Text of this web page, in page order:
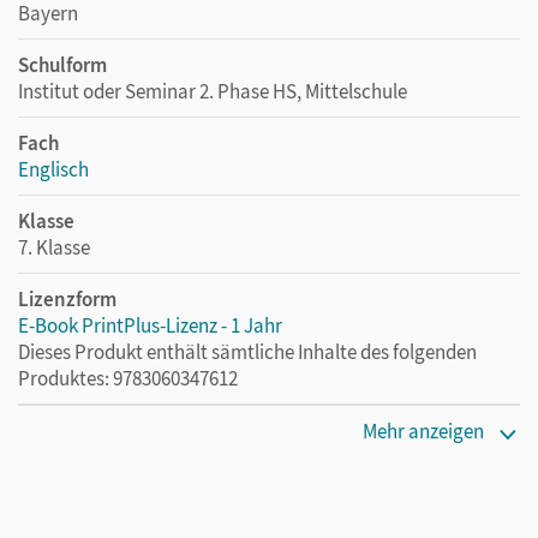
Bayern
Schulform
Institut oder Seminar 2. Phase HS, Mittelschule
Fach
Englisch
Klasse
7. Klasse
Lizenzform
E-Book PrintPlus-Lizenz - 1 Jahr
Dieses Produkt enthält sämtliche Inhalte des folgenden
Produktes: 9783060347612
Mehr anzeigen